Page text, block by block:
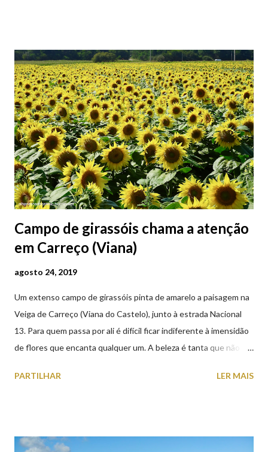
Campo de girassóis chama a atenção
em Carreço (Viana)
agosto 24, 2019
Um extenso campo de girassóis pinta de amarelo a paisagem na
Veiga de Carreço (Viana do Castelo), junto à estrada Nacional
13. Para quem passa por ali é difícil ficar indiferente à imensidão
de flores que encanta qualquer um. A beleza é tanta que não
aproveite a paisagem como cenário para tirar algumas
PARTILHAR LER MAIS